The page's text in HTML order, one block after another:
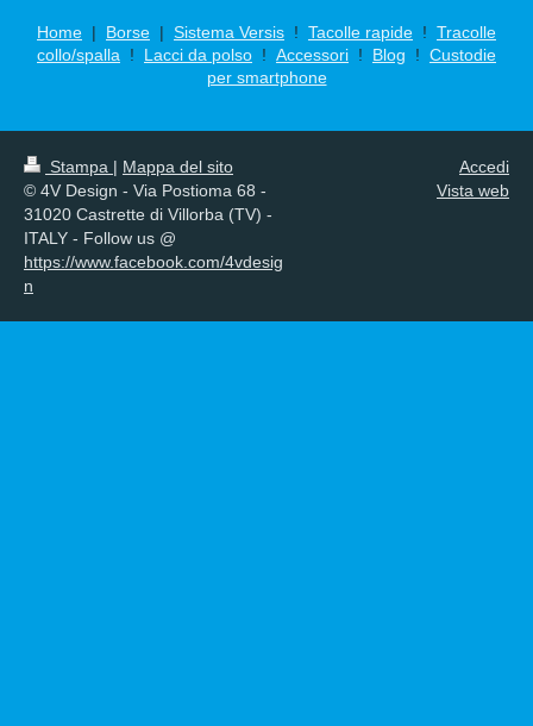
Home | Borse | Sistema Versis ! Tacolle rapide ! Tracolle
collo/spalla ! Lacci da polso ! Accessori ! Blog ! Custodie
per smartphone
Stampa | Mappa del sito
© 4V Design - Via Postioma 68 -
31020 Castrette di Villorba (TV) -
ITALY - Follow us @
https://www.facebook.com/4vdesig
n
Accedi
Vista web